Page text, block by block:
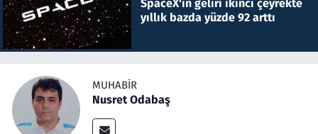
SpaceX'in geliri ikinci çeyrekte
yıllık bazda yüzde 92 arttı
MUHABIR
Nusret Odabaş